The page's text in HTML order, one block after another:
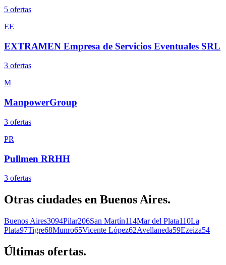
5 ofertas
EE
EXTRAMEN Empresa de Servicios Eventuales SRL
3 ofertas
M
ManpowerGroup
3 ofertas
PR
Pullmen RRHH
3 ofertas
Otras ciudades en Buenos Aires.
Buenos Aires3094Pilar206San Martín114Mar del Plata110La
Plata97Tigre68Munro65Vicente López62Avellaneda59Ezeiza54
Últimas ofertas.